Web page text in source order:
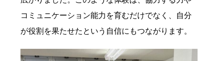
コミュニケーション能力を育むだけでなく、自分
が役割を果たせたという自信にもつながります。